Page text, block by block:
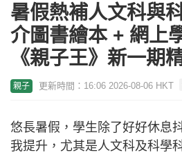
暑假熱補人文科與
介圖書繪本 + 網上
《親子王》新一期
親子 更新時間：16:06 2026-08-06 HKT
悠長暑假，學生除了好好休息
我提升，尤其是人文科及科學